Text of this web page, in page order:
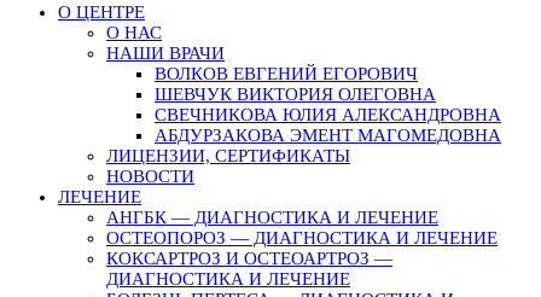
О ЦЕНТРЕ
О НАС
НАШИ ВРАЧИ
ВОЛКОВ ЕВГЕНИЙ ЕГОРОВИЧ
ШЕВЧУК ВИКТОРИЯ ОЛЕГОВНА
СВЕЧНИКОВА ЮЛИЯ АЛЕКСАНДРОВНА
АБДУРЗАКОВА ЭМЕНТ МАГОМЕДОВНА
ЛИЦЕНЗИИ, СЕРТИФИКАТЫ
НОВОСТИ
ЛЕЧЕНИЕ
АНГБК — ДИАГНОСТИКА И ЛЕЧЕНИЕ
ОСТЕОПОРОЗ — ДИАГНОСТИКА И ЛЕЧЕНИЕ
КОКСАРТРОЗ И ОСТЕОАРТРОЗ —
ДИАГНОСТИКА И ЛЕЧЕНИЕ